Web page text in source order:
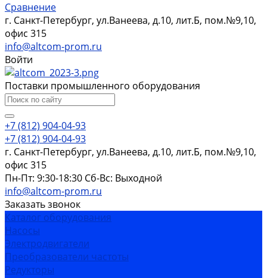
Сравнение
г. Санкт-Петербург, ул.Ванеева, д.10, лит.Б, пом.№9,10,
офис 315
info@altcom-prom.ru
Войти
Поставки промышленного оборудования
+7 (812) 904-04-93
+7 (812) 904-04-93
г. Санкт-Петербург, ул.Ванеева, д.10, лит.Б, пом.№9,10,
офис 315
Пн-Пт: 9:30-18:30 Cб-Вс: Выходной
info@altcom-prom.ru
Заказать звонок
Каталог оборудования
Насосы
Электродвигатели
Преобразователи частоты
Редукторы